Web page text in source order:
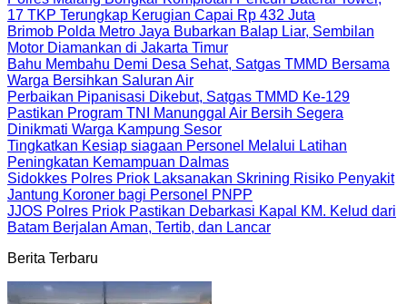
17 TKP Terungkap Kerugian Capai Rp 432 Juta
Brimob Polda Metro Jaya Bubarkan Balap Liar, Sembilan
Motor Diamankan di Jakarta Timur
Bahu Membahu Demi Desa Sehat, Satgas TMMD Bersama
Warga Bersihkan Saluran Air
Perbaikan Pipanisasi Dikebut, Satgas TMMD Ke-129
Pastikan Program TNI Manunggal Air Bersih Segera
Dinikmati Warga Kampung Sesor
Tingkatkan Kesiap siagaan Personel Melalui Latihan
Peningkatan Kemampuan Dalmas
Sidokkes Polres Priok Laksanakan Skrining Risiko Penyakit
Jantung Koroner bagi Personel PNPP
JJOS Polres Priok Pastikan Debarkasi Kapal KM. Kelud dari
Batam Berjalan Aman, Tertib, dan Lancar
Berita Terbaru